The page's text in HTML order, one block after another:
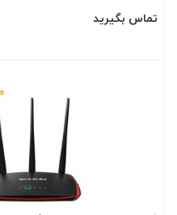
تماس بگیرید